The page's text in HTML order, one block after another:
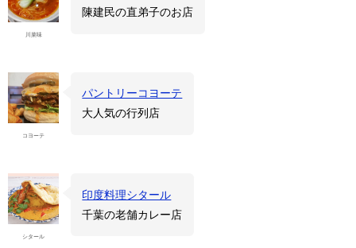
川菜味
陳建民の直弟子のお店
コヨーテ
パントリーコヨーテ
大人気の行列店
シタール
印度料理シタール
千葉の老舗カレー店